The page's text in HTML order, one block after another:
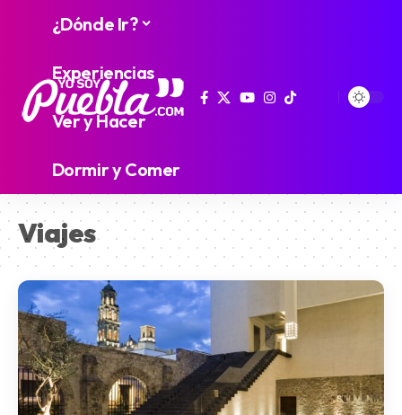
¿Dónde Ir?
Experiencias
Ver y Hacer
Dormir y Comer
Viajes